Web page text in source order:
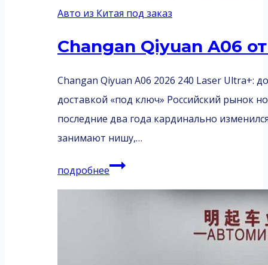
Авто из Китая под заказ
Changan Qiyuan A06 от
Changan Qiyuan A06 2026 240 Laser Ultra+:
доставкой «под ключ» Российский рынок
последние два года кардинально
занимают нишу,…
подробнееChangan